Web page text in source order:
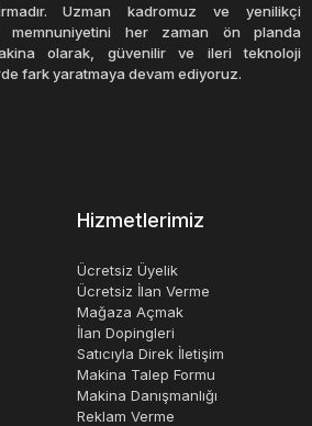
farklı tarzlarda köfteler yapabilir.
köftelerin lezzetini ve
için kullanılabilir.
kafeler, kantinler ve evlerde
büyük ölçekli köfte üretimi
için, köfte makinesi büyük bir zaman
sağlayabilir.
işletmelerin hızlı ve verimli
olanak tanırken aynı
ve boyutlarının tutarlılığını
için de uygun olan bu cihaz, köfte
ve pratik hale getirir.
Uzman kadromuz ve yenilikçi
memnuniyetini her zaman ön planda
olarak, güvenilir ve ileri teknoloji
fark yaratmaya devam ediyoruz.
Hizmetlerimiz
Ücretsiz Üyelik
Ücretsiz İlan Verme
Mağaza Açmak
İlan Dopingleri
Satıcıyla Direk İletişim
Makina Talep Formu
Makina Danışmanlığı
Reklam Verme